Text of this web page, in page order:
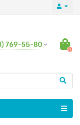
769-55-80
0